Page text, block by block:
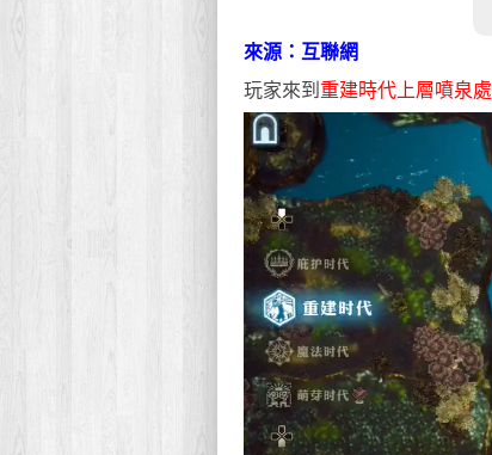
來源：互聯網
玩家來到 重建時代上層噴泉處